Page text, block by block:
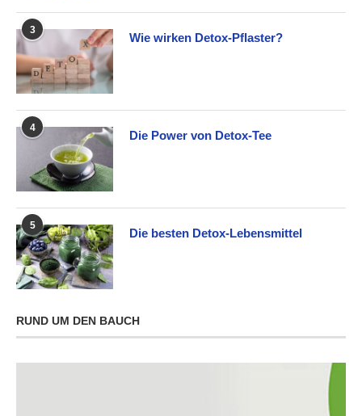
3
Wie wirken Detox-Pflaster?
4
Die Power von Detox-Tee
5
Die besten Detox-Lebensmittel
RUND UM DEN BAUCH